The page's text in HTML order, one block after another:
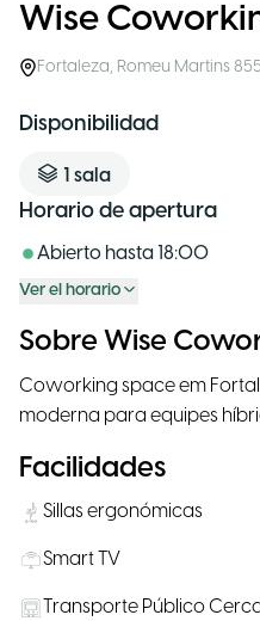
Wise
Fortaleza, Romeu Martins
Disponibilidad
1 sala
Horario de apertura
Abierto hasta 18:00
Ver el horario
Sobre Wise
Coworking space em
moderna para equipes
Facilidades
Sillas ergonómicas
Smart TV
Transporte Público